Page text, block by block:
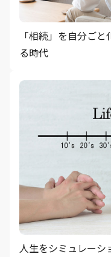
「相続」を自分ご
る時代
人生をシミュレーシ